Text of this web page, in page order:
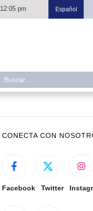
12:05 pm Español
CONECTA CON
Facebook Twitter